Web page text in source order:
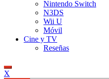
Nintendo Switch
N3DS
Wii U
Móvil
Cine y TV
Reseñas
X